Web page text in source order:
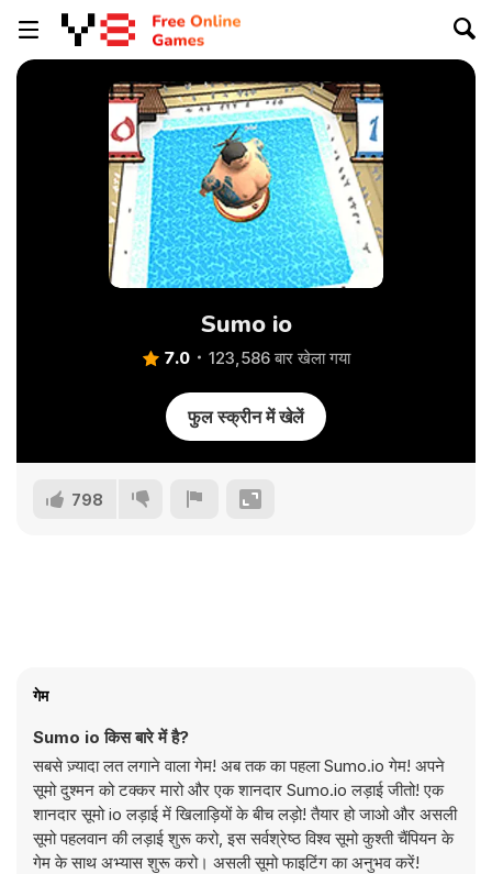
Sumo io
7.0 123,586 बार खेला गया
फुल स्क्रीन में खेलें
798
गेम
Sumo io किस बारे में है?
सबसे ज़्यादा लत लगाने वाला गेम! अब तक का पहला Sumo.io गेम! अपने
सूमो दुश्मन को टक्कर मारो और एक शानदार Sumo.io लड़ाई जीतो! एक
शानदार सूमो io लड़ाई में खिलाड़ियों के बीच लड़ो! तैयार हो जाओ और असली
सूमो पहलवान की लड़ाई शुरू करो, इस सर्वश्रेष्ठ विश्व सूमो कुश्ती चैंपियन के
गेम के साथ अभ्यास शुरू करो। असली सूमो फाइटिंग का अनुभव करें!